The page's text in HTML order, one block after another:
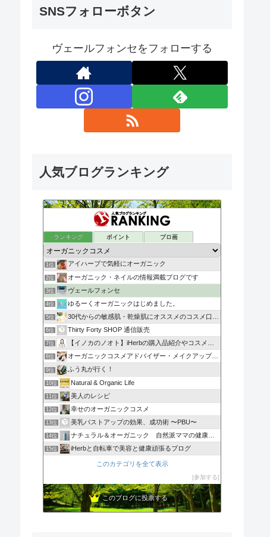
SNSフォローボタン
ヴェールフォンセをフォローする
人気ブログランキング
ランキング ポイント ブロ画
1位 アイハーブで気軽にオーガニック
2位 オーガニック・ネイルの情報満載ブログです
3位 ヴェールフォンセ
4位 ゆるーくオーガニックはじめました。
5位 30代からの敏感肌・乾燥肌にオススメのコスメ口コミ
6位 Thirty Forty SHOP 通信販売
7位 【イノカのノオト】iHerbの購入品紹介やコスメレビュー
8位 オーガニックコスメアドバイザー・メイクアップ講師のブログ
9位 ふう丸が行く！
10位 Natural & Organic Life
11位 美人のレシピ
12位 幸せのオーガニックコスメ
13位 美乳バストアップの効果、成功術 〜PBU〜
14位 ナチュラル＆オーガニック 自然派ママの健康ブログ
15位 iHerbと自転車で美容と健康頑張るブログ
このカテゴリを全て表示
参加する
このブログに投票する